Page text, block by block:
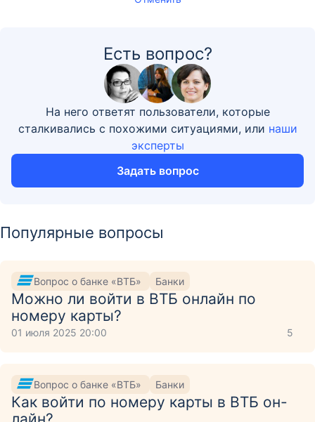
Есть вопрос?
На него ответят пользователи, которые
сталкивались с похожими ситуациями, или наши
эксперты
Задать вопрос
Популярные вопросы
Вопрос о банке «ВТБ» Банки
Можно ли войти в ВТБ онлайн по
номеру карты?
01 июля 2025 20:00 5
Вопрос о банке «ВТБ» Банки
Как войти по номеру карты в ВТБ он-